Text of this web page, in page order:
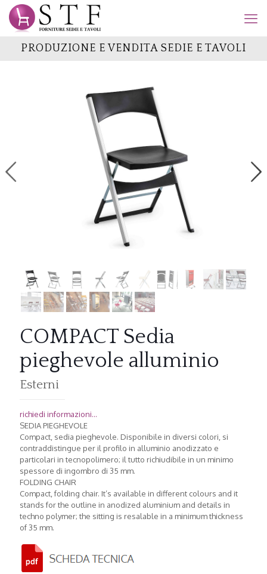
PRODUZIONE E VENDITA SEDIE E TAVOLI
COMPACT Sedia
pieghevole alluminio
Esterni
richiedi informazioni...
SEDIA PIEGHEVOLE
Compact, sedia pieghevole. Disponibile in diversi colori, si
contraddistingue per il profilo in alluminio anodizzato e
particolari in tecnopolimero; il tutto richiudibile in un minimo
spessore di ingombro di 35 mm.
FOLDING CHAIR
Compact, folding chair. It’s available in different colours and it
stands for the outline in anodized aluminium and details in
techno polymer; the sitting is resalable in a minimum thickness
of 35 mm.